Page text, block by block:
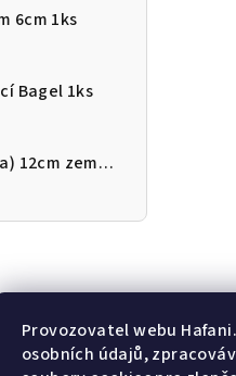
Provozovatel webu
osobních údajů,
6cm 1ks
Bagel 1ks
Hovězí penis (žvýkačka) 12cm země původu ČR